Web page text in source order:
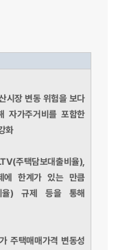
시장 변동 위험을 보다
자가주거비를 포함한
화
택담보대출비율),
에 한계가 있는 만큼
율) 규제 등을 통해
주택매매가격 변동성